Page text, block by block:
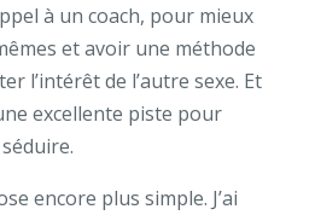
à un coach, pour mieux
et avoir une méthode
l’intérêt de l’autre sexe. Et
excellente piste pour
encore plus simple. J’ai